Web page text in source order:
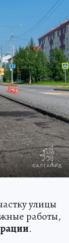
улицы
работы,
.